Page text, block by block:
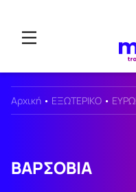
Αρχική • ΕΞΩΤΕΡΙΚΟ •
ΒΑΡΣΟΒΙΑ